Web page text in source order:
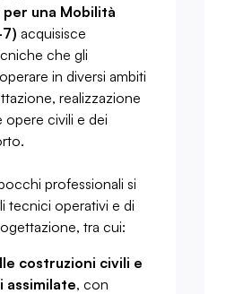
una Mobilità
acquisisce
che gli
in diversi ambiti
realizzazione
opere civili e dei
professionali si
tecnici operativi e di
tra cui:
costruzioni civili e
assimilate, con